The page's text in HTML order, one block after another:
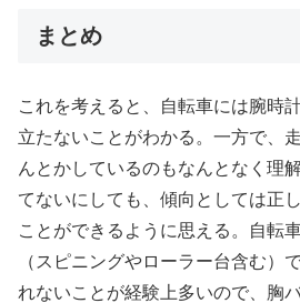
まとめ
これを考えると、自転車には腕時
立たないことがわかる。一方で、
んとかしているのもなんとなく理
てないにしても、傾向としては正
ことができるように思える。自転
（スピニングやローラー台含む）
れないことが経験上多いので、胸